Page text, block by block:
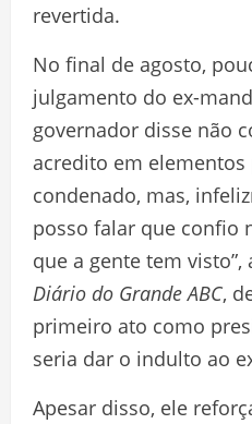
revertida.
No final de agosto,
julgamento do ex-
governador disse não
acredito em elementos
condenado, mas,
posso falar que confio
que a gente tem
Diário do Grande ABC,
primeiro ato como
seria dar o indulto ao
Apesar disso, ele